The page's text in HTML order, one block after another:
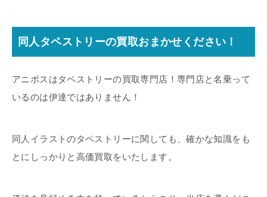
同人タペストリーの買取おまかせください！
アニポスはタペストリーの買取専門店！専門店と名乗って
いるのは伊達ではありません！
同人イラストのタペストリーに関しても、確かな知識をも
とにしっかりと高価買取をいたします。